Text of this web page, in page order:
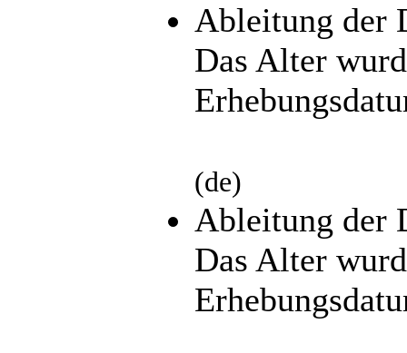
Ableitung der
Das Alter
(de)
Ableitung der
Das Alter